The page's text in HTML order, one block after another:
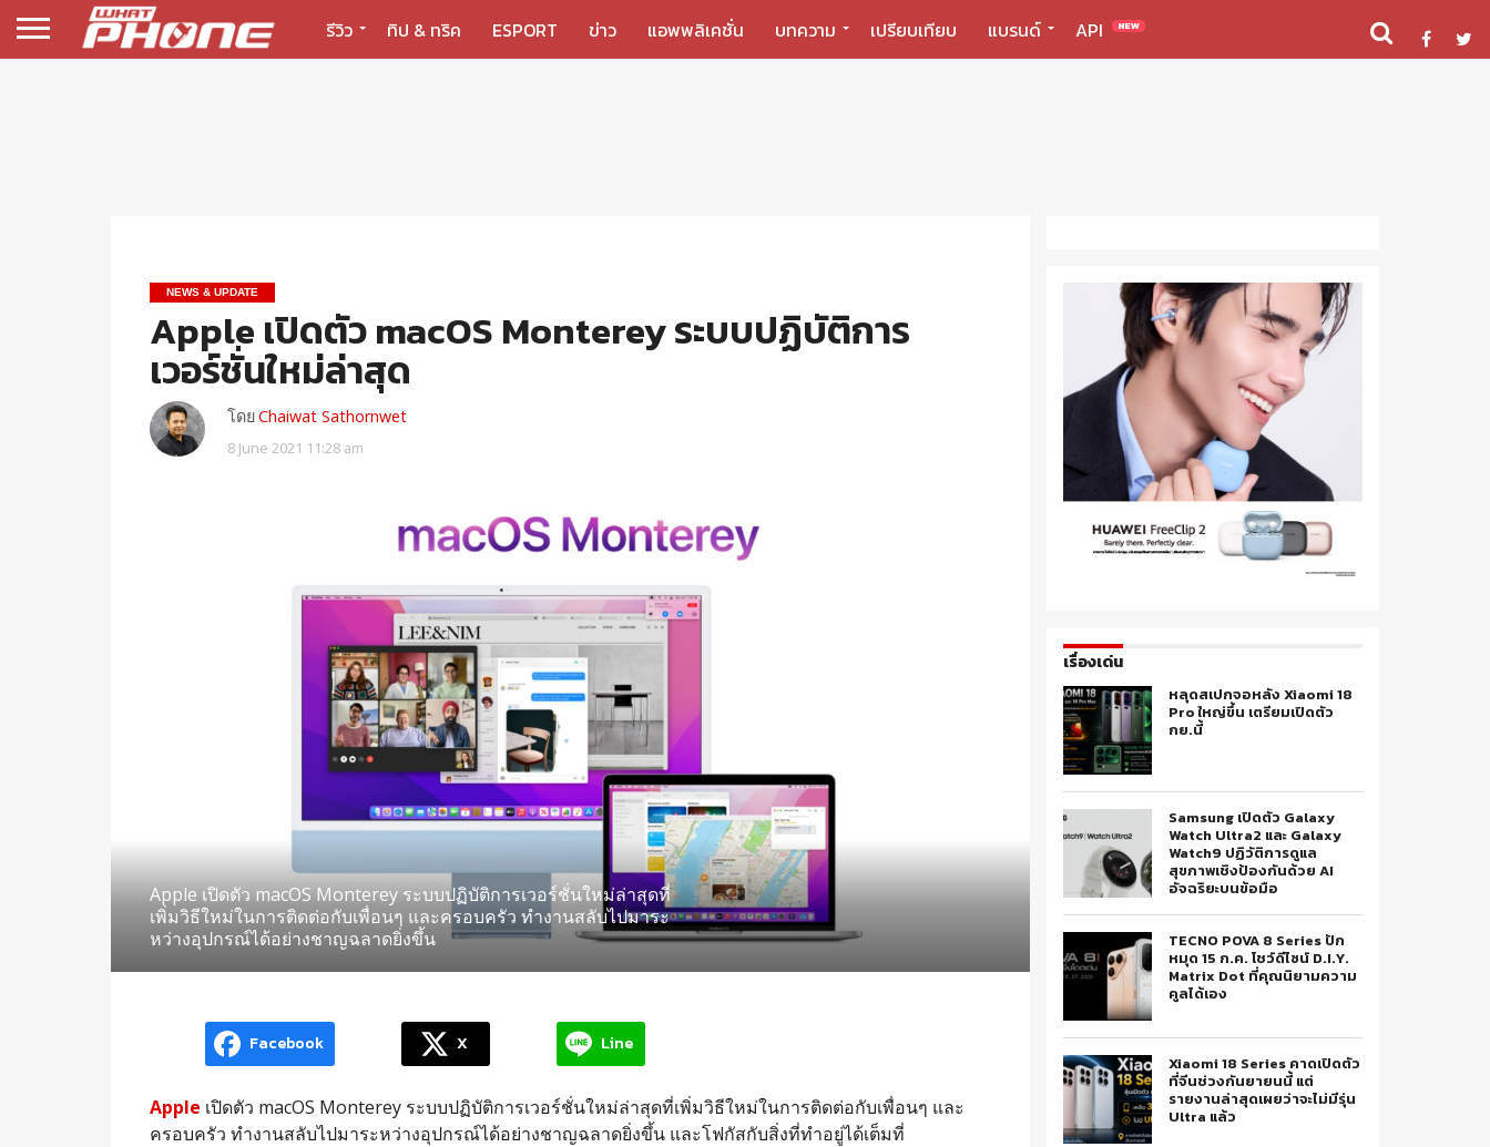
รีวิว ทิป & ทริค ESPORT ข่าว แอพพลิเคชั่น บทความ เปรียบเทียบ แบรนด์ API NEW
NEWS & UPDATE
Apple เปิดตัว macOS Monterey ระบบปฏิบัติการ
เวอร์ชั่นใหม่ล่าสุด
โดยChaiwat Sathornwet
8 June 2021 11:28 am
Apple เปิดตัว macOS Monterey ระบบปฏิบัติการเวอร์ชั่นใหม่ล่าสุดที่
เพิ่มวิธีใหม่ในการติดต่อกับเพื่อนๆ และครอบครัว ทำงานสลับไปมาระ
หว่างอุปกรณ์ได้อย่างชาญฉลาดยิ่งขึ้น
Facebook X Line
Apple เปิดตัว macOS Monterey ระบบปฏิบัติการเวอร์ชั่นใหม่ล่าสุดที่เพิ่มวิธีใหม่ในการติดต่อกับเพื่อนๆ และ
ครอบครัว ทำงานสลับไปมาระหว่างอุปกรณ์ได้อย่างชาญฉลาดยิ่งขึ้น และโฟกัสกับสิ่งที่ทำอยู่ได้เต็มที่
เรื่องเด่น
หลุดสเปกจอหลัง Xiaomi 18
Pro ใหญ่ขึ้น เตรียมเปิดตัว
กย.นี้
Samsung เปิดตัว Galaxy
Watch Ultra2 และ Galaxy
Watch9 ปฏิวัติการดูแล
สุขภาพเชิงป้องกันด้วย AI
อัจฉริยะบนข้อมือ
TECNO POVA 8 Series ปัก
หมุด 15 ก.ค. โชว์ดีไซน์ D.I.Y.
Matrix Dot ที่คุณนิยามความ
คูลได้เอง
Xiaomi 18 Series คาดเปิดตัว
ที่จีนช่วงกันยายนนี้ แต่
รายงานล่าสุดเผยว่าจะไม่มีรุ่น
Ultra แล้ว